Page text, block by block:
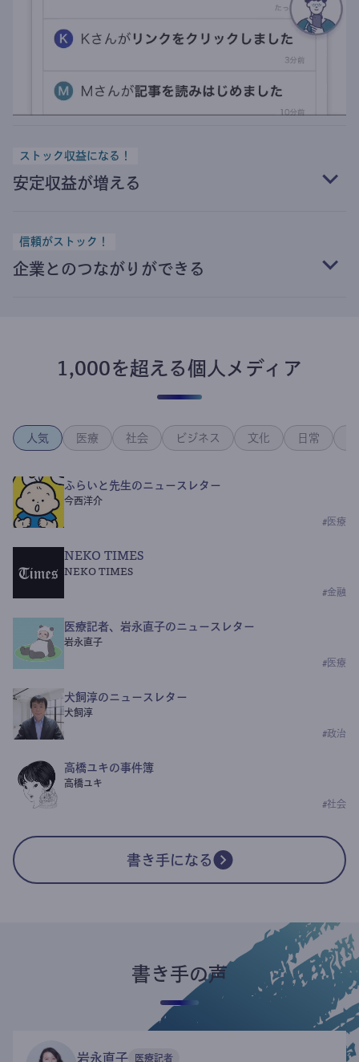
ストック収益になる！
安定収益が増える
信頼がストック！
企業とのつながりができる
1,000を超える個人メディア
人気 医療 社会 ビジネス 文化 日常
ふらいと先生のニュースレター
今西洋介
# 医療
NEKO TIMES
NEKO TIMES
#金融
医療記者、岩永直子のニュースレター
岩永直子
# 医療
犬飼淳のニュースレター
犬飼淳
#政治
高橋ユキの事件簿
高橋ユキ
#社会
書き手になる
書き手の声
岩永直子 医療記者